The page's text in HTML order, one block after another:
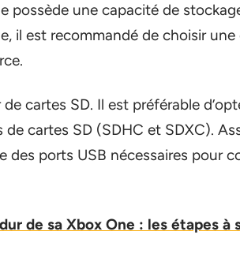
possède une capacité de
il est recommandé de choisir
cartes SD. Il est préférable
cartes SD (SDHC et SDXC).
ports USB nécessaires pour
de sa Xbox One : les étapes à